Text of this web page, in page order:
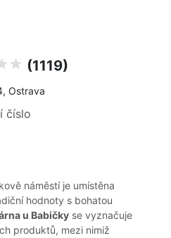
(1119)
Ostrava
číslo
náměstí je umístěna
hodnoty s bohatou
u Babičky se vyznačuje
produktů, mezi nimiž